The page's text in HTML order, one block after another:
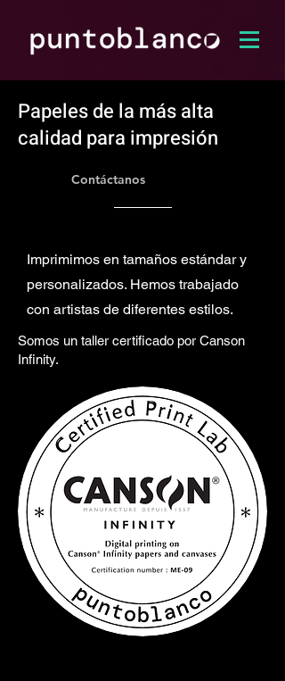
Papeles de la más alta
calidad para impresión
Contáctanos
Imprimimos en tamaños estándar y
personalizados. Hemos trabajado
con artistas de diferentes estilos.
Somos un taller certificado por Canson
Infinity.